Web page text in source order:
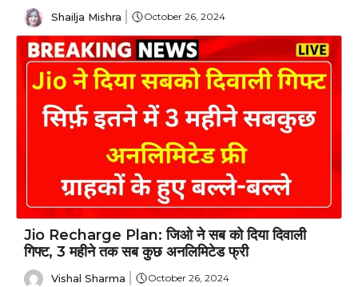
Shailja Mishra October 26, 2024
Jio Recharge Plan: जिओ ने सब को दिया दिवाली
गिफ्ट, 3 महीने तक सब कुछ अनलिमिटेड फ्री
Vishal Sharma October 26, 2024